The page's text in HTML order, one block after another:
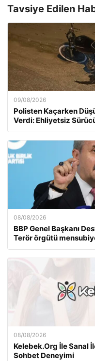
Tavsiye Edilen
09/08/2026
Polisten Kaçarken
Verdi: Ehliyetsiz
08/08/2026
BBP Genel Başkanı
Terör örgütü
08/08/2026
Kelebek.Org İle Sanal
Sohbet Deneyimi